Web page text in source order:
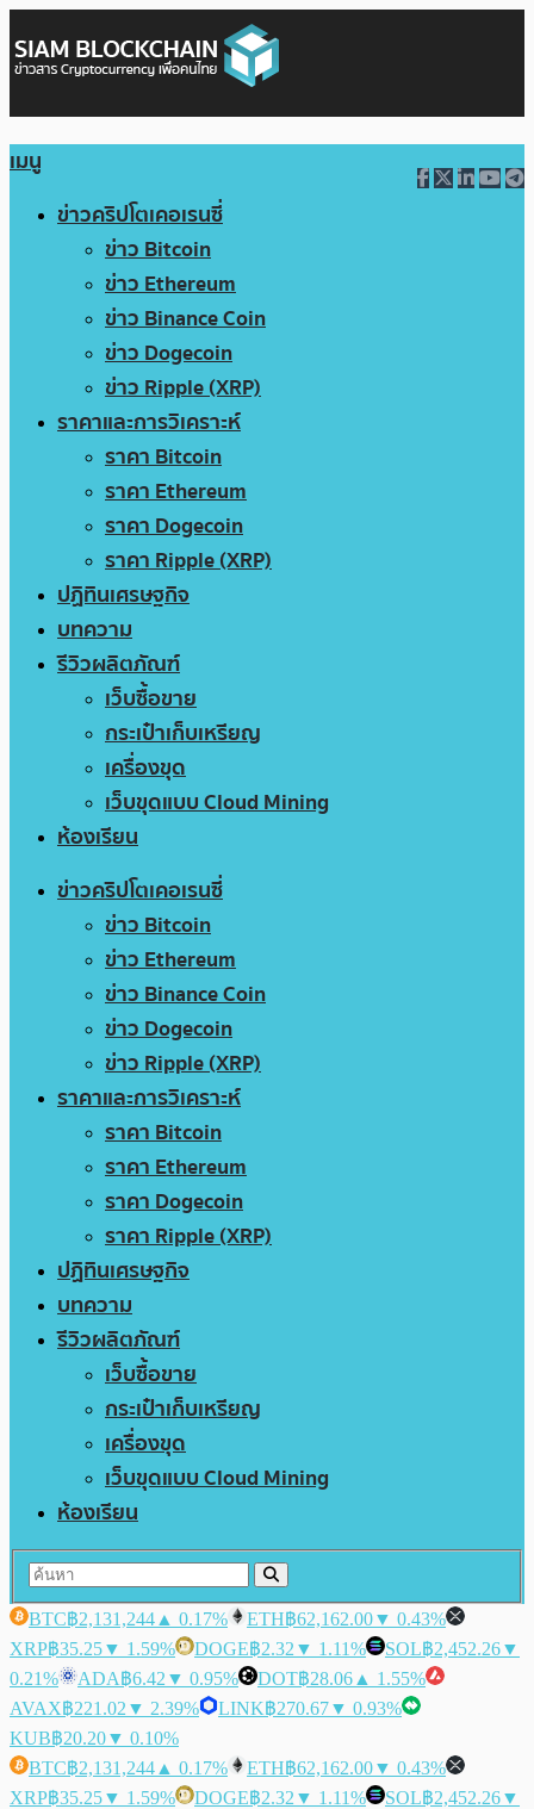
เมนู
ข่าวคริปโตเคอเรนซี่
ข่าว Bitcoin
ข่าว Ethereum
ข่าว Binance Coin
ข่าว Dogecoin
ข่าว Ripple (XRP)
ราคาและการวิเคราะห์
ราคา Bitcoin
ราคา Ethereum
ราคา Dogecoin
ราคา Ripple (XRP)
ปฏิทินเศรษฐกิจ
บทความ
รีวิวผลิตภัณฑ์
เว็บซื้อขาย
กระเป๋าเก็บเหรียญ
เครื่องขุด
เว็บขุดแบบ Cloud Mining
ห้องเรียน
ข่าวคริปโตเคอเรนซี่
ข่าว Bitcoin
ข่าว Ethereum
ข่าว Binance Coin
ข่าว Dogecoin
ข่าว Ripple (XRP)
ราคาและการวิเคราะห์
ราคา Bitcoin
ราคา Ethereum
ราคา Dogecoin
ราคา Ripple (XRP)
ปฏิทินเศรษฐกิจ
บทความ
รีวิวผลิตภัณฑ์
เว็บซื้อขาย
กระเป๋าเก็บเหรียญ
เครื่องขุด
เว็บขุดแบบ Cloud Mining
ห้องเรียน
BTC฿2,131,244 ▲ 0.17% ETH฿62,162.00▼ 0.43%
XRP฿35.25▼ 1.59% DOGE฿2.32 ▼ 1.11% SOL฿2,452.26▼
0.21%
ADA฿6.42 ▼ 0.95% DOT฿28.06 ▲ 1.55%
AVAX฿221.02 ▼ 2.39% LINK฿270.67▼ 0.93%
KUB฿20.20▼ 0.10%
BTC฿2,131,244 ▲ 0.17% ETH฿62,162.00▼ 0.43%
XRP฿35.25▼ 1.59% DOGE฿2.32 ▼ 1.11% SOL฿2,452.26▼